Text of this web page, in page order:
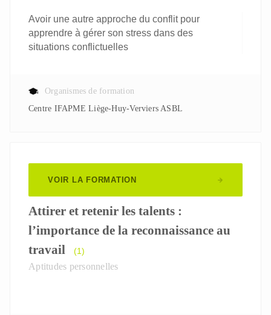
Avoir une autre approche du conflit pour
apprendre à gérer son stress dans des
situations conflictuelles
Organismes de formation
Centre IFAPME Liège-Huy-Verviers ASBL
VOIR LA FORMATION
Attirer et retenir les talents :
l’importance de la reconnaissance au
travail
(1)
Aptitudes personnelles